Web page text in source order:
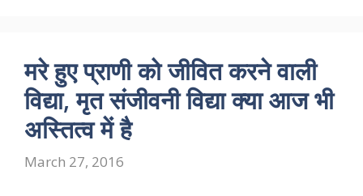
मरे हुए प्राणी को जीवित करने वाली
विद्या, मृत संजीवनी विद्या क्या आज भी
अस्तित्व में है
March 27, 2016